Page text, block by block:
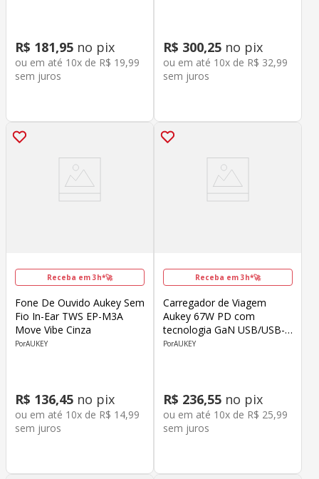
R$ 181,95 no pix
ou em até 10x de R$ 19,99
sem juros
R$ 300,25 no pix
ou em até 10x de R$ 32,99
sem juros
Receba em 3h*🚀
Fone De Ouvido Aukey Sem
Fio In-Ear TWS EP-M3A
Move Vibe Cinza
AUKEY
R$ 136,45 no pix
ou em até 10x de R$ 14,99
sem juros
Receba em 3h*🚀
Carregador de Viagem
Aukey 67W PD com
tecnologia GaN USB/USB-C
PA-C3 Cinza
AUKEY
R$ 236,55 no pix
ou em até 10x de R$ 25,99
sem juros